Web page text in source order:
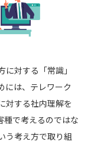
に対する「常識」
には、テレワーク
対する社内理解を
種で考えるのではな
う考え方で取り組